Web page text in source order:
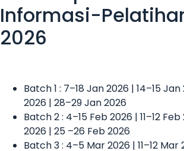
Informasi-
2026
Batch 1 : 7–18 Jan 2026 | 14–15
2026 | 28–29 Jan 2026
Batch 2 : 4–15 Feb 2026 | 11–12
2026 | 25 –26 Feb 2026
Batch 3 : 4–5 Mar 2026 | 11–12